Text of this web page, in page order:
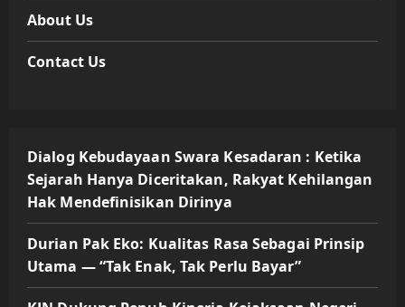
About Us
Contact Us
Dialog Kebudayaan Swara Kesadaran : Ketika
Sejarah Hanya Diceritakan, Rakyat Kehilangan
Hak Mendefinisikan Dirinya
Durian Pak Eko: Kualitas Rasa Sebagai Prinsip
Utama — “Tak Enak, Tak Perlu Bayar”